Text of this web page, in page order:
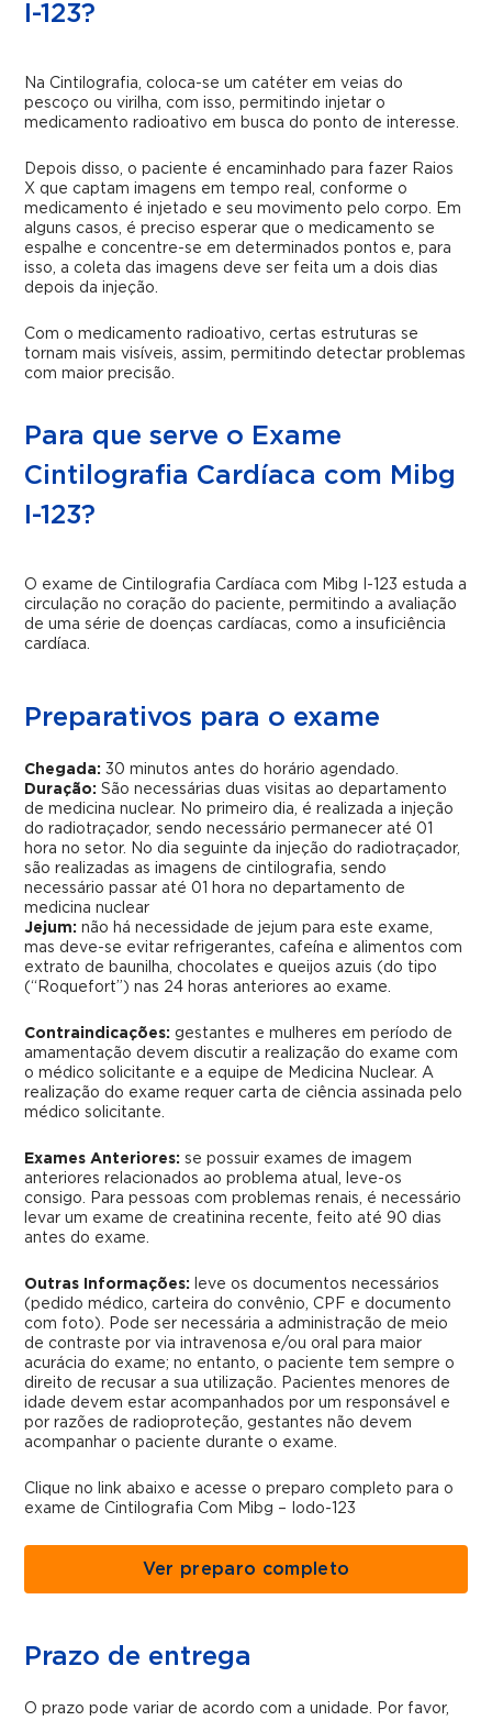
I-123?
Na Cintilografia, coloca-se um catéter em veias do
pescoço ou virilha, com isso, permitindo injetar o
medicamento radioativo em busca do ponto de interesse.
Depois disso, o paciente é encaminhado para fazer Raios
X que captam imagens em tempo real, conforme o
medicamento é injetado e seu movimento pelo corpo. Em
alguns casos, é preciso esperar que o medicamento se
espalhe e concentre-se em determinados pontos e, para
isso, a coleta das imagens deve ser feita um a dois dias
depois da injeção.
Com o medicamento radioativo, certas estruturas se
tornam mais visíveis, assim, permitindo detectar problemas
com maior precisão.
Para que serve o Exame
Cintilografia Cardíaca com Mibg
I-123?
O exame de Cintilografia Cardíaca com Mibg I-123 estuda a
circulação no coração do paciente, permitindo a avaliação
de uma série de doenças cardíacas, como a insuficiência
cardíaca.
Preparativos para o exame
Chegada: 30 minutos antes do horário agendado.
Duração: São necessárias duas visitas ao departamento
de medicina nuclear. No primeiro dia, é realizada a injeção
do radiotraçador, sendo necessário permanecer até 01
hora no setor. No dia seguinte da injeção do radiotraçador,
são realizadas as imagens de cintilografia, sendo
necessário passar até 01 hora no departamento de
medicina nuclear
Jejum: não há necessidade de jejum para este exame,
mas deve-se evitar refrigerantes, cafeína e alimentos com
extrato de baunilha, chocolates e queijos azuis (do tipo
(“Roquefort”) nas 24 horas anteriores ao exame.
Contraindicações: gestantes e mulheres em período de
amamentação devem discutir a realização do exame com
o médico solicitante e a equipe de Medicina Nuclear. A
realização do exame requer carta de ciência assinada pelo
médico solicitante.
Exames Anteriores: se possuir exames de imagem
anteriores relacionados ao problema atual, leve-os
consigo. Para pessoas com problemas renais, é necessário
levar um exame de creatinina recente, feito até 90 dias
antes do exame.
Outras Informações:
leve os documentos necessários
(pedido médico, carteira do convênio, CPF e documento
com foto). Pode ser necessária a administração de meio
de contraste por via intravenosa e/ou oral para maior
acurácia do exame; no entanto, o paciente tem sempre o
direito de recusar a sua utilização. Pacientes menores de
idade devem estar acompanhados por um responsável e
por razões de radioproteção, gestantes não devem
acompanhar o paciente durante o exame.
Clique no link abaixo e acesse o preparo completo para o
exame de Cintilografia Com Mibg – Iodo-123
Ver preparo completo
Prazo de entrega
O prazo pode variar de acordo com a unidade. Por favor,